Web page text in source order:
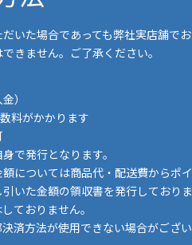
いた場合であっても弊社実店舗でお
きません。ご了承ください。
）
料がかかります
で発行となります。
については商品代・配送費からポイ
いた金額の領収書を発行しておりま
ておりません。
済方法が使用できない場合がござい